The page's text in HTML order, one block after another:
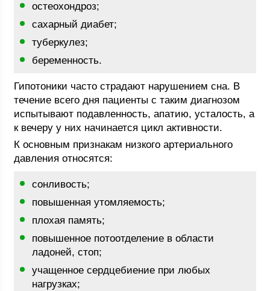
остеохондроз;
сахарный диабет;
туберкулез;
беременность.
Гипотоники часто страдают нарушением сна. В
течение всего дня пациенты с таким диагнозом
испытывают подавленность, апатию, усталость, а
к вечеру у них начинается цикл активности.
К основным признакам низкого артериального
давления относятся:
сонливость;
повышенная утомляемость;
плохая память;
повышенное потоотделение в области
ладоней, стоп;
учащенное сердцебиение при любых
нагрузках;